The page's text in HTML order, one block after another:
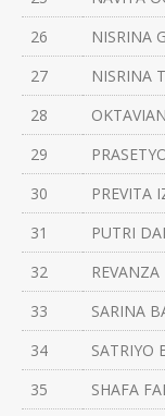
26
NISRINA
27
NISRINA
28
29
30
PREVITA
31
PUTRI
32
33
SARINA
34
SATRIYO
35
SHAFA